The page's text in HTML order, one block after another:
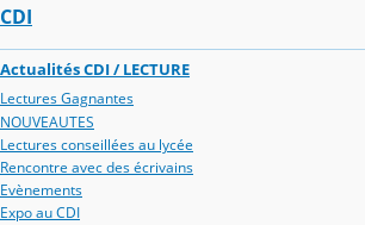
CDI
Actualités CDI / LECTURE
Lectures Gagnantes
NOUVEAUTES
Lectures conseillées au lycée
Rencontre avec des écrivains
Evènements
Expo au CDI